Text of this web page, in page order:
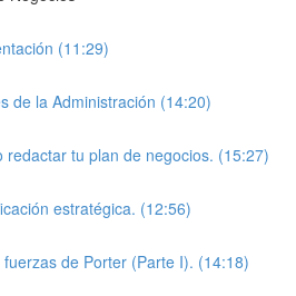
(11:29)
de la Administración (14:20)
redactar tu plan de negocios. (15:27)
estratégica. (12:56)
de Porter (Parte I). (14:18)